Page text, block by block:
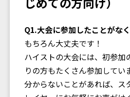
Q1.大会に参加したことがな
もちろん大丈夫です！
ハイストの大会には、初参加
りの方もたくさん参加してい
分からないことがあれば、ス